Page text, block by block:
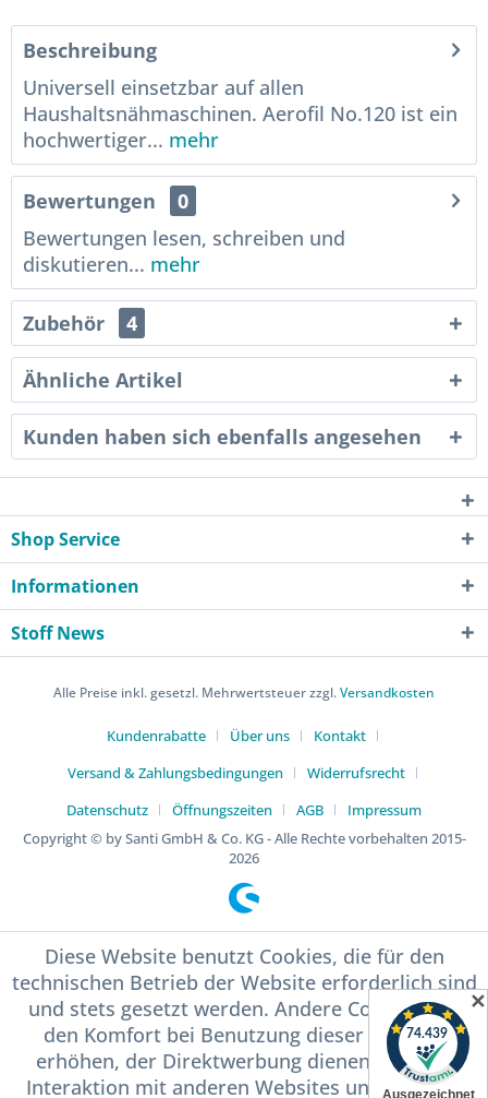
Beschreibung
Universell einsetzbar auf allen
Haushaltsnähmaschinen. Aerofil No.120 ist ein
hochwertiger... mehr
Bewertungen
0
Bewertungen lesen, schreiben und
diskutieren... mehr
Zubehör 4
Ähnliche Artikel
Kunden haben sich ebenfalls angesehen
Shop Service
Informationen
Stoff News
Alle Preise inkl. gesetzl. Mehrwertsteuer zzgl.Versandkosten
Kundenrabatte Über uns
Kontakt
Versand & Zahlungsbedingungen
Widerrufsrecht
Datenschutz
Öffnungszeiten AGB
Impressum
Copyright © by Santi GmbH & Co. KG - Alle Rechte vorbehalten 2015-
2026
Diese Website benutzt Cookies, die für den
technischen Betrieb der Website erforderlich sind
und stets gesetzt werden. Andere Cookies, die
den Komfort bei Benutzung dieser Website
erhöhen, der Direktwerbung dienen oder die
Interaktion mit anderen Websites und sozialen
✕